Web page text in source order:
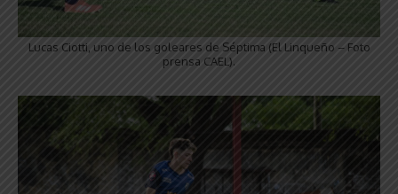
Lucas Ciotti, uno de los goleares de Séptima (El Linqueño – Foto
prensa CAEL).